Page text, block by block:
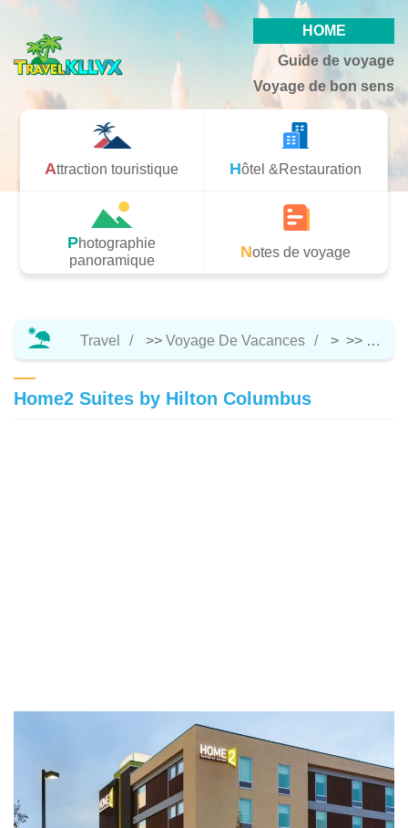
HOME
Guide de voyage
Voyage de bon sens
Attraction touristique Hôtel &Restauration
Photographie
panoramique
Notes de voyage
Travel >> Voyage De Vacances > >> Hôtel
Home2 Suites by Hilton Columbus